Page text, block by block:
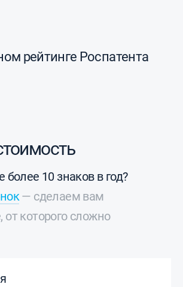
рейтинге Роспатента
более 10 знаков в год?
— сделаем вам
которого сложно